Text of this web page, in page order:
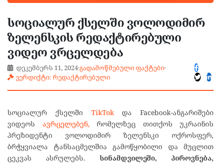
სოციალურ ქსელში ვოლოდიმირ
ზელენსკის რედაქტირებული
ვიდეო ვრცელდება
დეკემბერს 11, 2024·გადამოწმებული ფაქტები·
ვერდიქტი: რედაქტირებული
სოციალურ ქსელში TikTokდა Facebook-ანგარიშები
ვიდეოს ავრცელებენ, რომელზეც თითქოს უკრაინის
პრეზიდენტი ვოლოდიმირ ზელენსკი ოქროსფერ,
ბრჭყვიალა ტანსაცმელშია გამოწყობილი და მუცლით
ცეკვას ასრულებს. სინამდვილეში, პიროვნება,